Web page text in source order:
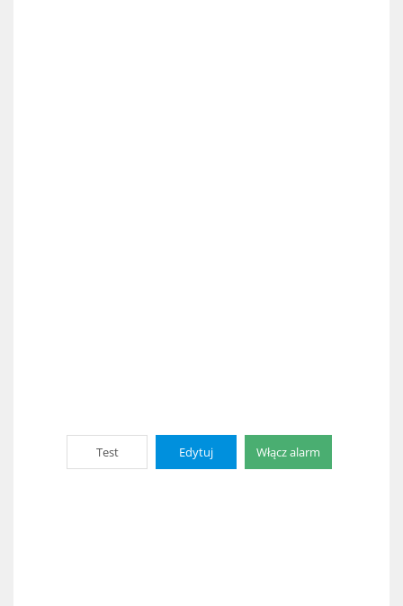
Test Edytuj Włącz alarm